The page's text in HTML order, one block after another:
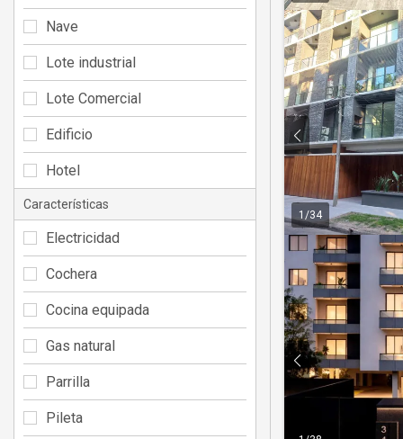
1 /34
Nave
Lote industrial
Lote Comercial
Edificio
Hotel
Características
Electricidad
Cochera
Cocina equipada
Gas natural
Parrilla
Pileta